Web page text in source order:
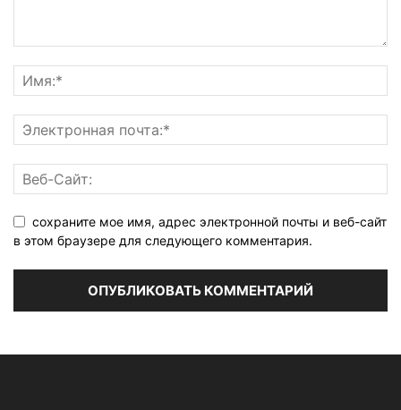
сохраните мое имя, адрес электронной почты и веб-сайт
в этом браузере для следующего комментария.